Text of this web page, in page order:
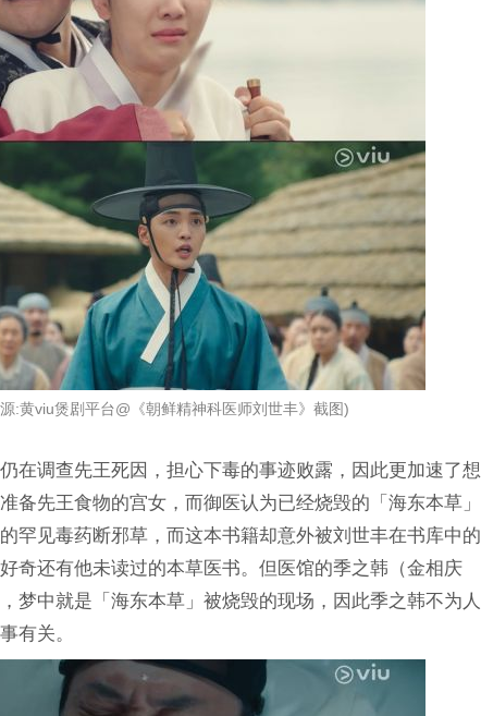
:黄viu煲剧平台@《朝鲜精神科医师刘世丰》截图)
在调查先王死因，担心下毒的事迹败露，因此更加速了想
备先王食物的宫女，而御医认为已经烧毁的「海东本草」
罕见毒药断邪草，而这本书籍却意外被刘世丰在书库中的
奇还有他未读过的本草医书。但医馆的季之韩（金相庆
梦中就是「海东本草」被烧毁的现场，因此季之韩不为人
有关。